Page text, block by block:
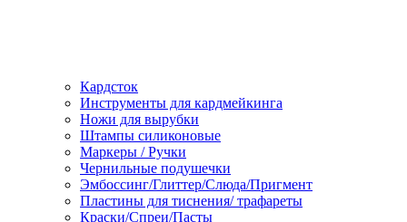
Кардсток
Инструменты для кардмейкинга
Ножи для вырубки
Штампы силиконовые
Маркеры / Ручки
Чернильные подушечки
Эмбоссинг/Глиттер/Слюда/Пригмент
Пластины для тиснения/ трафареты
Краски/Спреи/Пасты